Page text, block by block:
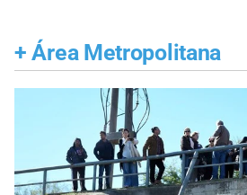
+ Área Metropolitana